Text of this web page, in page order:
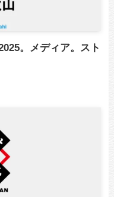
。メディア。スト